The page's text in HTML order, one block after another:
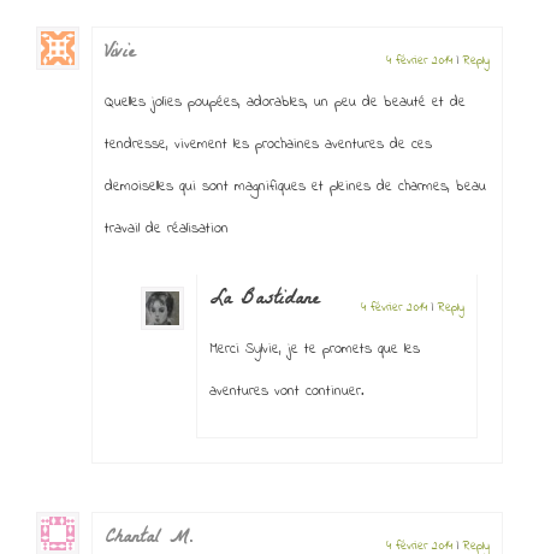
Vivie 4 février 2014 |Reply
Quelles jolies poupées, adorables, un peu de beauté et de
tendresse, vivement les prochaines aventures de ces
demoiselles qui sont magnifiques et pleines de charmes, beau
travail de réalisation
La Bastidane 4 février 2014 |Reply
Merci Sylvie, je te promets que les
aventures vont continuer.
Chantal M. 4 février 2014 |Reply